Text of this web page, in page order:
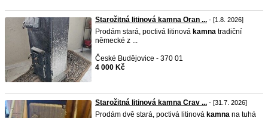
Starožitná litinová kamna Oran ... - [1.8. 2026]
Prodám stará, poctivá litinová kamna tradiční
německé z ...
České Budějovice - 370 01
4 000 Kč
Starožitná litinová kamna Crav ... - [31.7. 2026]
Prodám dvě stará, poctivá litinová kamna na tuhá